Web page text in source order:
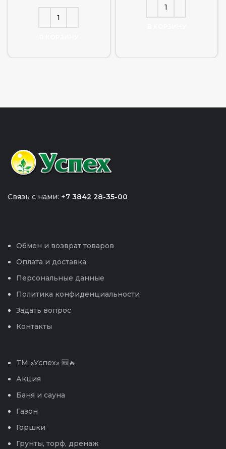
Связь с нами: +7 3842 28-35-00
Обмен и возврат товаров
Оплата и доставка
Персональные данные
Политика конфиденциальности
Задать вопрос
Контакты
TM «Успех» 🆕🔥
Акция
Баня и сауна
Газон
Горшки
Грунты, торф, дренаж